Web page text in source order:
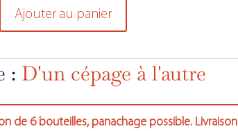
Ajouter au panier
: D'un cépage à l'autre
de 6 bouteilles, panachage possible. Livraison